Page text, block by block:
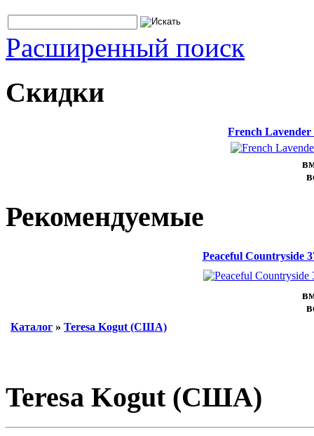
Расширенный поиск
Скидки
French Lavender
Рекомендуемые
Peaceful Countryside
Каталог » Teresa Kogut (США)
Teresa Kogut (США)